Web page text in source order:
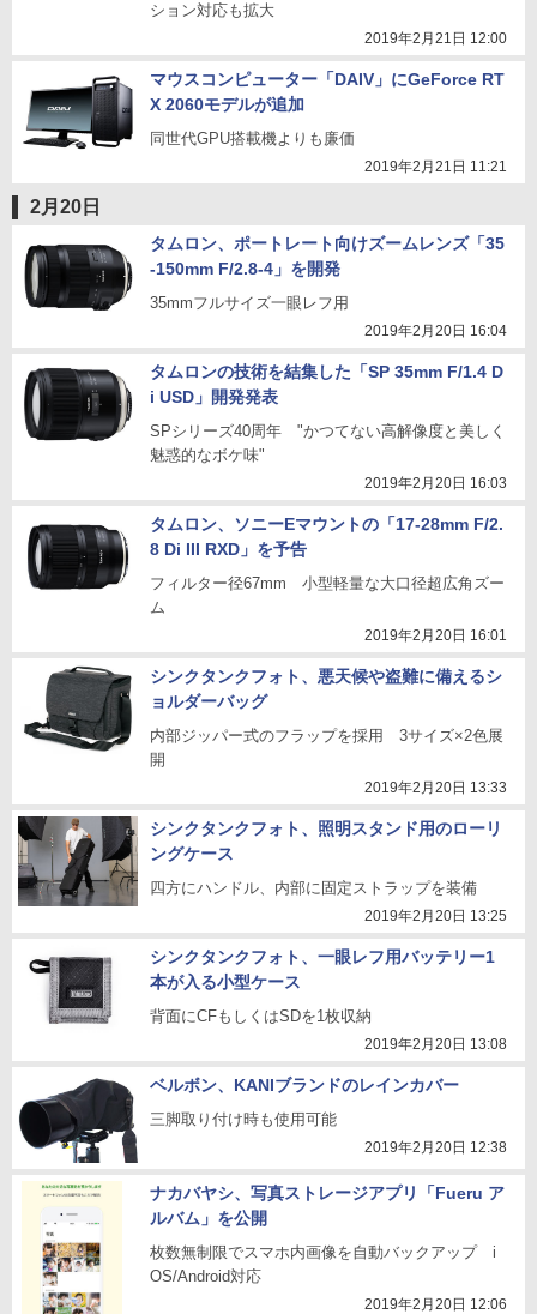
ション対応も拡大
2019年2月21日 12:00
マウスコンピューター「DAIV」にGeForce RT
X 2060モデルが追加
同世代GPU搭載機よりも廉価
2019年2月21日 11:21
2月20日
タムロン、ポートレート向けズームレンズ「35
-150mm F/2.8-4」を開発
35mmフルサイズ一眼レフ用
2019年2月20日 16:04
タムロンの技術を結集した「SP 35mm F/1.4 D
i USD」開発発表
SPシリーズ40周年 "かつてない高解像度と美しく
魅惑的なボケ味"
2019年2月20日 16:03
タムロン、ソニーEマウントの「17-28mm F/2.
8 Di III RXD」を予告
フィルター径67mm 小型軽量な大口径超広角ズー
ム
2019年2月20日 16:01
シンクタンクフォト、悪天候や盗難に備えるシ
ョルダーバッグ
内部ジッパー式のフラップを採用 3サイズ×2色展
開
2019年2月20日 13:33
シンクタンクフォト、照明スタンド用のローリ
ングケース
四方にハンドル、内部に固定ストラップを装備
2019年2月20日 13:25
シンクタンクフォト、一眼レフ用バッテリー1
本が入る小型ケース
背面にCFもしくはSDを1枚収納
2019年2月20日 13:08
ベルボン、KANIブランドのレインカバー
三脚取り付け時も使用可能
2019年2月20日 12:38
ナカバヤシ、写真ストレージアプリ「Fueru ア
ルバム」を公開
枚数無制限でスマホ内画像を自動バックアップ i
OS/Android対応
2019年2月20日 12:06